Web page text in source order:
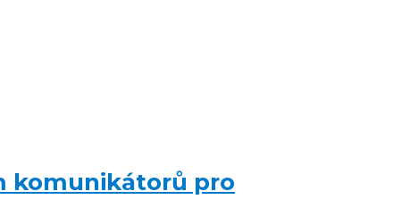
komunikátorů pro